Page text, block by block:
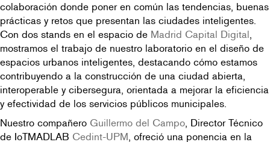
colaboración donde poner en común las tendencias, buenas
prácticas y retos que presentan las ciudades inteligentes.
Con dos stands en el espacio de Madrid Capital Digital,
mostramos el trabajo de nuestro laboratorio en el diseño de
espacios urbanos inteligentes, destacando cómo estamos
contribuyendo a la construcción de una ciudad abierta,
interoperable y cibersegura, orientada a mejorar la eficiencia
y efectividad de los servicios públicos municipales.
Nuestro compañero Guillermo del Campo , Director Técnico
de IoTMADLAB Cedint-UPM , ofreció una ponencia en la